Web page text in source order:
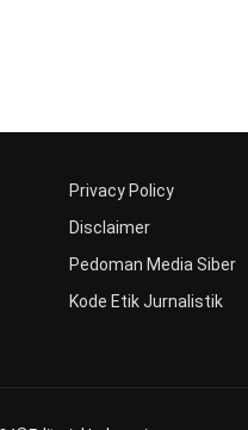
Privacy Policy
Disclaimer
Pedoman Media Siber
Kode Etik Jurnalistik